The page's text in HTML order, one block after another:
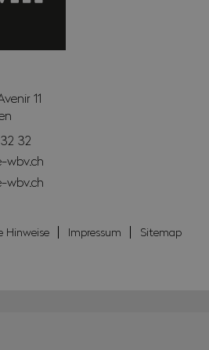
11
32
wbv.ch
wbv.ch
Hinweise Impressum Sitemap